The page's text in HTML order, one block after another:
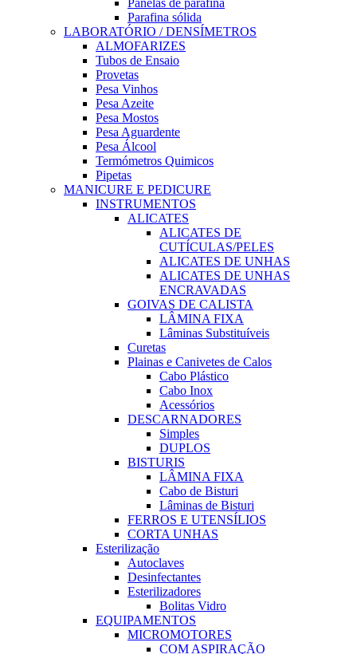
Panelas de parafina
Parafina sólida
LABORATÓRIO / DENSÍMETROS
ALMOFARIZES
Tubos de Ensaio
Provetas
Pesa Vinhos
Pesa Azeite
Pesa Mostos
Pesa Aguardente
Pesa Álcool
Termómetros Quimicos
Pipetas
MANICURE E PEDICURE
INSTRUMENTOS
ALICATES
ALICATES DE
CUTÍCULAS/PELES
ALICATES DE UNHAS
ALICATES DE UNHAS
ENCRAVADAS
GOIVAS DE CALISTA
LÂMINA FIXA
Lâminas Substituíveis
Curetas
Plainas e Canivetes de Calos
Cabo Plástico
Cabo Inox
Acessórios
DESCARNADORES
Simples
DUPLOS
BISTURIS
LÂMINA FIXA
Cabo de Bisturi
Lâminas de Bisturi
FERROS E UTENSÍLIOS
CORTA UNHAS
Esterilização
Autoclaves
Desinfectantes
Esterilizadores
Bolitas Vidro
EQUIPAMENTOS
MICROMOTORES
COM ASPIRAÇÃO